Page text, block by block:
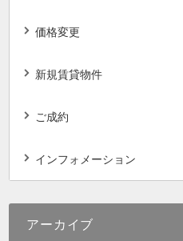
価格変更
新規賃貸物件
ご成約
インフォメーション
アーカイブ